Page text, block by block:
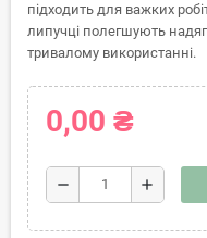
підходить для важких
липучці полегшують
тривалому використанні.
0,00 ₴
remove add